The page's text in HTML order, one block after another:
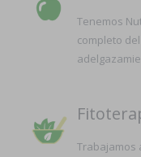
Tenemos
completo
Trabajamos